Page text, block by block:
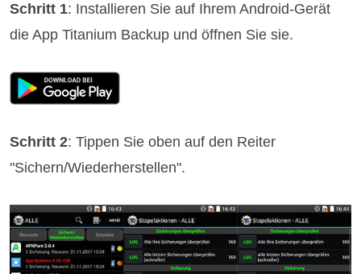
Schritt 1: Installieren Sie auf Ihrem Android-Gerät
die App Titanium Backup und öffnen Sie sie.
Schritt 2: Tippen Sie oben auf den Reiter
"Sichern/Wiederherstellen".